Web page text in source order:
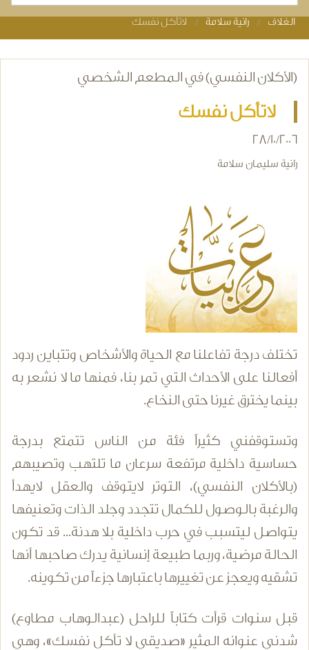
You are here
الغلاف رانية سلامة لاتأكل نفسك
(الأكلان النفسي) في المطعم الشخصي
لاتأكل نفسك
28/10/2006
رانية سليمان سلامة
تختلف درجة تفاعلنا مع الحياة والأشخاص وتتباين ردود
أفعالنا على الأحداث التي تمر بنا، فمنها ما لا نشعر به
بينما يخترق غيرنا حتى النخاع.
وتستوقفني كثيراً فئة من الناس تتمتع بدرجة
حساسية داخلية مرتفعة سرعان ما تلتهب وتصيبهم
(بالأكلان النفسي)، التوتر لايتوقف والعقل لايهدأ
والرغبة بالوصول للكمال تتجدد وجلد الذات وتعنيفها
يتواصل ليتسبب في حرب داخلية بلا هدنة... قد تكون
الحالة مرضية، وربما طبيعة إنسانية يدرك صاحبها أنها
تشقيه ويعجز عن تغييرها باعتبارها جزءاً من تكوينه.
قبل سنوات قرأت كتاباً للراحل (عبدالوهاب مطاوع)
شدني عنوانه المثير «صديقي لا تأكل نفسك»، وهي